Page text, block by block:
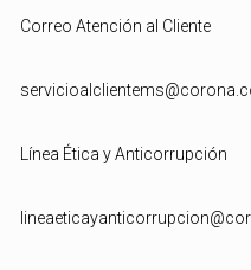
Correo Atención al Cliente
Línea Ética y Anticorrupción